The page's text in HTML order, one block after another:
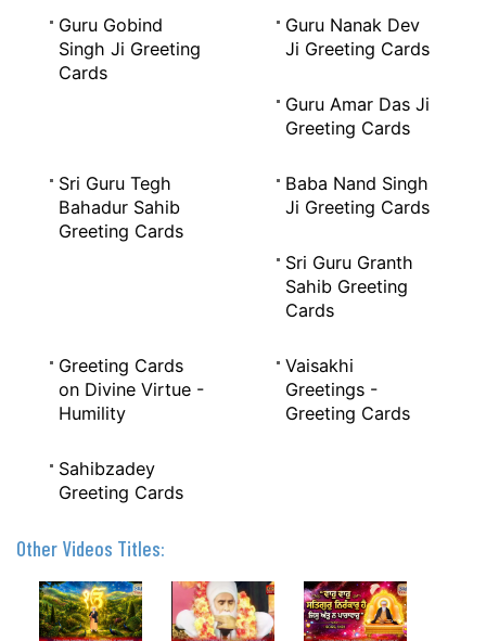
Guru Gobind
Singh Ji Greeting
Cards
Guru Nanak Dev
Ji Greeting Cards
Guru Amar Das Ji
Greeting Cards
Sri Guru Tegh
Bahadur Sahib
Greeting Cards
Baba Nand Singh
Ji Greeting Cards
Sri Guru Granth
Sahib Greeting
Cards
Greeting Cards
on Divine Virtue -
Humility
Vaisakhi
Greetings -
Greeting Cards
Sahibzadey
Greeting Cards
Other Videos Titles: